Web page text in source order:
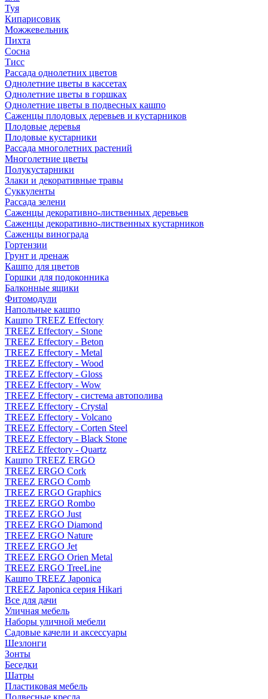
Туя
Кипарисовик
Можжевельник
Пихта
Сосна
Тисc
Рассада однолетних цветов
Однолетние цветы в кассетах
Однолетние цветы в горшках
Однолетние цветы в подвесных кашпо
Саженцы плодовых деревьев и кустарников
Плодовые деревья
Плодовые кустарники
Рассада многолетних растений
Многолетние цветы
Полукустарники
Злаки и декоративные травы
Суккуленты
Рассада зелени
Саженцы декоративно-лиственных деревьев
Саженцы декоративно-лиственных кустарников
Саженцы винограда
Гортензии
Грунт и дренаж
Кашпо для цветов
Горшки для подоконника
Балконные ящики
Фитомодули
Напольные кашпо
Кашпо TREEZ Effectory
TREEZ Effectory - Stone
TREEZ Effectory - Beton
TREEZ Effectory - Metal
TREEZ Effectory - Wood
TREEZ Effectory - Gloss
TREEZ Effectory - Wow
TREEZ Effectory - система автополива
TREEZ Effectory - Crystal
TREEZ Effectory - Volcano
TREEZ Effectory - Corten Steel
TREEZ Effectory - Black Stone
TREEZ Effectory - Quartz
Кашпо TREEZ ERGO
TREEZ ERGO Cork
TREEZ ERGO Comb
TREEZ ERGO Graphics
TREEZ ERGO Rombo
TREEZ ERGO Just
TREEZ ERGO Diamond
TREEZ ERGO Nature
TREEZ ERGO Jet
TREEZ ERGO Orien Metal
TREEZ ERGO TreeLine
Кашпо TREEZ Japonica
TREEZ Japonica серия Hikari
Все для дачи
Уличная мебель
Наборы уличной мебели
Садовые качели и аксессуары
Шезлонги
Зонты
Беседки
Шатры
Пластиковая мебель
Подвесные кресла